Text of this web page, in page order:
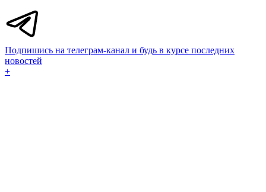
Подпишись на телеграм-канал и будь в курсе последних
новостей
+